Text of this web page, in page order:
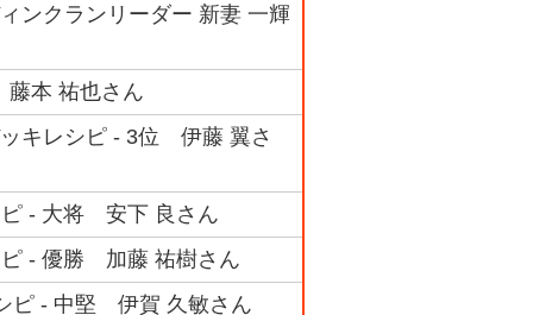
ンクランリーダー 新妻 一輝
本 祐也さん
キレシピ - 3位 伊藤 翼さ
ピ - 大将 安下 良さん
ピ - 優勝 加藤 祐樹さん
ピ - 中堅 伊賀 久敏さん